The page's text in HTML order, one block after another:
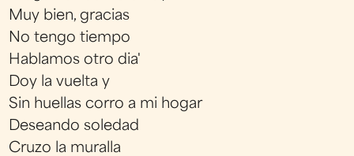
Muy bien, gracias
No tengo tiempo
Hablamos otro dia'
Doy la vuelta y
Sin huellas corro a mi hogar
Deseando soledad
Cruzo la muralla